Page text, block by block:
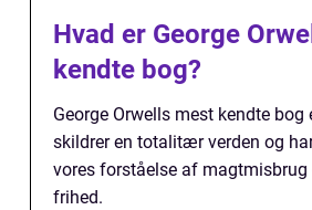
Hvad er George
kendte bog?
George Orwells mest kendte bog
skildrer en totalitær verden og
vores forståelse af
frihed.